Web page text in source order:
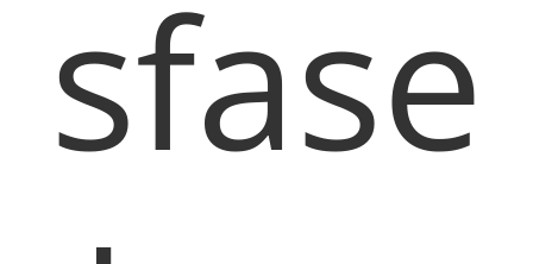
sfase